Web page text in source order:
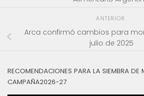
ANTERIOR
Arca confirmó cambios para
julio de 2025
RECOMENDACIONES PARA LA SIEMBRA DE
CAMPAÑA2026-27